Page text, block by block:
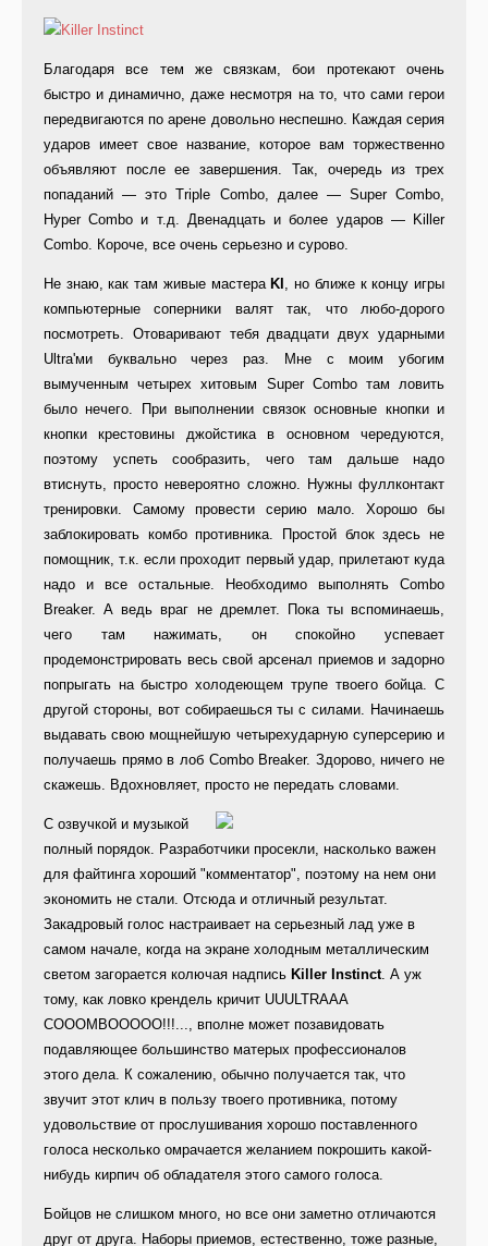
Благодаря все тем же связкам, бои протекают очень
быстро и динамично, даже несмотря на то, что сами герои
передвигаются по арене довольно неспешно. Каждая серия
ударов имеет свое название, которое вам торжественно
объявляют после ее завершения. Так, очередь из трех
попаданий — это Triple Combo, далее — Super Combo,
Hyper Combo и т.д. Двенадцать и более ударов — Killer
Combo. Короче, все очень серьезно и сурово.
Не знаю, как там живые мастера KI , но ближе к концу игры
компьютерные соперники валят так, что любо-дорого
посмотреть. Отоваривают тебя двадцати двух ударными
Ultra'ми буквально через раз. Мне с моим убогим
вымученным четырех хитовым Super Combo там ловить
было нечего. При выполнении связок основные кнопки и
кнопки крестовины джойстика в основном чередуются,
поэтому успеть сообразить, чего там дальше надо
втиснуть, просто невероятно сложно. Нужны фуллконтакт
тренировки. Самому провести серию мало. Хорошо бы
заблокировать комбо противника. Простой блок здесь не
помощник, т.к. если проходит первый удар, прилетают куда
надо и все остальные. Необходимо выполнять Combo
Breaker. А ведь враг не дремлет. Пока ты вспоминаешь,
чего там нажимать, он спокойно успевает
продемонстрировать весь свой арсенал приемов и задорно
попрыгать на быстро холодеющем трупе твоего бойца. С
другой стороны, вот собираешься ты с силами. Начинаешь
выдавать свою мощнейшую четырехударную суперсерию и
получаешь прямо в лоб Combo Breaker. Здорово, ничего не
скажешь. Вдохновляет, просто не передать словами.
С озвучкой и музыкой
полный порядок. Разработчики просекли, насколько важен
для файтинга хороший "комментатор", поэтому на нем они
экономить не стали. Отсюда и отличный результат.
Закадровый голос настраивает на серьезный лад уже в
самом начале, когда на экране холодным металлическим
светом загорается колючая надпись Killer Instinct. А уж
тому, как ловко крендель кричит UUULTRAAA
COOOMBOOOOO!!!..., вполне может позавидовать
подавляющее большинство матерых профессионалов
этого дела. К сожалению, обычно получается так, что
звучит этот клич в пользу твоего противника, потому
удовольствие от прослушивания хорошо поставленного
голоса несколько омрачается желанием покрошить какой-
нибудь кирпич об обладателя этого самого голоса.
Бойцов не слишком много, но все они заметно отличаются
друг от друга. Наборы приемов, естественно, тоже разные,